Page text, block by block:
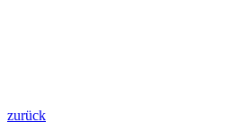
zurück